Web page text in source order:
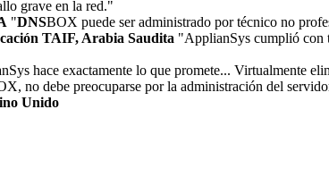
grave en la red."
"DNSBOX puede ser administrado por técnico no
TAIF, Arabia Saudita "ApplianSys cumplió con
hace exactamente lo que promete... Virtualmente
no debe preocuparse por la administración del
Unido